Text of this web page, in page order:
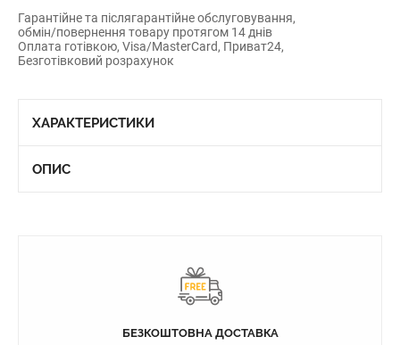
Гарантійне та післягарантійне обслуговування,
обмін/повернення товару протягом 14 днів
Оплата готівкою, Visa/MasterCard, Приват24,
Безготівковий розрахунок
ХАРАКТЕРИСТИКИ
ОПИС
БЕЗКОШТОВНА ДОСТАВКА